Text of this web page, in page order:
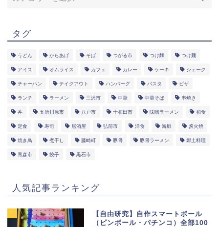
タグ
うどん からあげ そば つがる市 つけ麵 つけ麺
アイス オムライス カフェ カレー ケーキ シェーク
チャーハン テイクアウト ハンバーグ パスタ ピザ
ランチ ラーメン 三沢市 中華 中華そば 串焼き
丼 五所川原市 八戸市 十和田市 味噌ラーメン 和食
定食 寿司 居酒屋 弘前市 洋食 海鮮 炭火焼
焼き鳥 煮干し 藤崎町 豚骨 豚骨ラーメン 郷土料理
青森市 餃子 黒石市
人気記事ランキング
1
【自由研究】自作スマートボール
（ピンボール・パチンコ）全部100